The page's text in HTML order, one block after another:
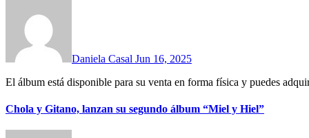
Daniela Casal Jun 16, 2025
El álbum está disponible para su venta en forma física y puedes
Chola y Gitano, lanzan su segundo álbum “Miel y Hiel”